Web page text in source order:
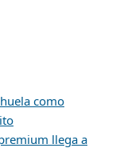
como
llega a